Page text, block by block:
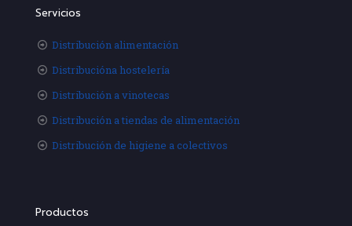
Servicios
Distribución alimentación
Distribucióna hostelería
Distribución a vinotecas
Distribución a tiendas de alimentación
Distribución de higiene a colectivos
Productos